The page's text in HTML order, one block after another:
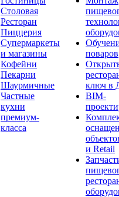
Столовая
Ресторан
Пиццерия
Супермаркеты
и магазины
Кофейни
Пекарни
Шаурмичные
Частные
кухни
премиум-
класса
поваров
ключ в
BIM-
и Retail